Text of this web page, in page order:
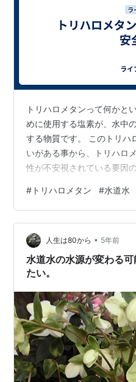
トリハロメタンって何かと
めに使用する塩素が、水中
する物質です。 このトリハ
いがある事から、トリハロ
性が不安視されている要因
よって厳密に規制されてい
道水を飲み続けても、健康
よう定められていますので
できるのです。 でも、そも
生させなければ安全なのに
トリハロメタンの発生量は
# トリハロメタン #水道水
人生は80から • 5年前
水道水の水源が変わる
たい。